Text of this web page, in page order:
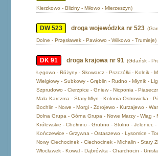
Kierzkowo - Bliziny - Miłowo - Mierzeszyn)
DW 523 droga wojewódzka nr 523
Dolne - Przęsławek - Pawłowo - Wilkowo - Trumieje)
DK 91 droga krajowa nr 91 (Gdańsk -
Łęgowo - Różyny - Skowarcz - Pszczółki - Kolnik -
Wielgłowy - Subkowy - Gręblin - Rudno - Młynik -
Szprudowo - Cierzpice - Gniew - Nicponia -
Mała Karczma - Stary Młyn - Kolonia Ostrowicka -
Bochlin - Nowe - Morgi - Zdrojewo - Kurzajewo -
Dolna Grupa - Górna Grupa - Nowe Marzy - Wiąg -
Królewskie - Chełmno - Grubno - Stolno - Jeleniec
Kończewice - Grzywna - Ostaszewo - Łysomice -
Nowy Ciechocinek - Ciechocinek - Michalin - Stary
Włocławek - Kowal - Dąbrówka - Charchocin -